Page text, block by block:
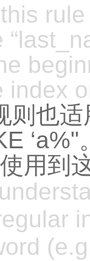
index
则也
用到